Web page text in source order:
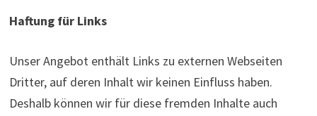
Haftung für Links
Unser Angebot enthält Links zu externen Webseiten
Dritter, auf deren Inhalt wir keinen Einfluss haben.
Deshalb können wir für diese fremden Inhalte auch